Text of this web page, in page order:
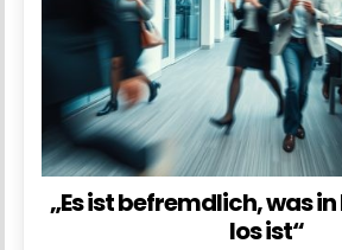
„Es ist befremdlich, was
los ist“